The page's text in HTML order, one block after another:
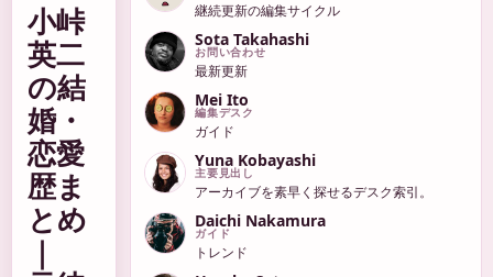
小峠
英二
の結
婚・
恋愛
歴ま
とめ
｜
継続更新の編集サイクル
Sota Takahashi
お問い合わせ
最新更新
Mei Ito
編集デスク
ガイド
Yuna Kobayashi
主要見出し
アーカイブを素早く探せるデスク索引。
Daichi Nakamura
ガイド
トレンド